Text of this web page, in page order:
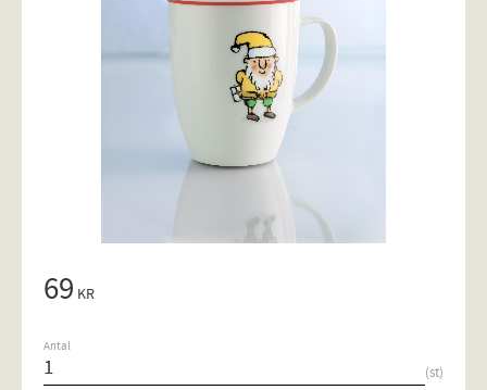
69 KR
Antal
st